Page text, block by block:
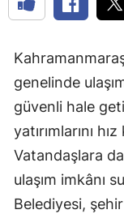
genelinde
güvenli hale
yatırımlarını
Vatandaşlara
ulaşım imkânı
Belediyesi,